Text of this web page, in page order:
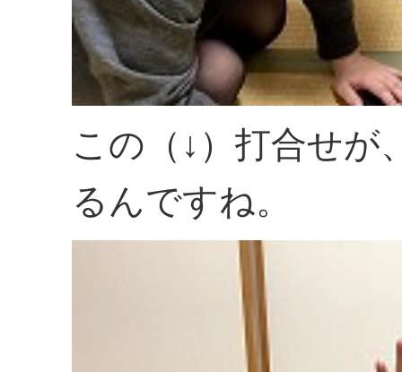
この（↓）打合せが
るんですね。